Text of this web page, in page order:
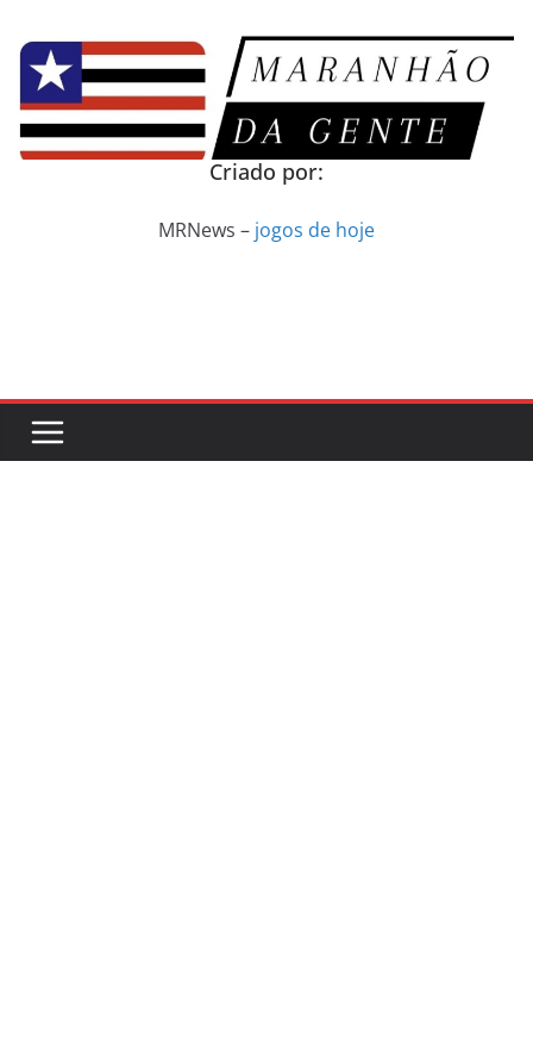
para
conteúdo
Criado por:
MRNews – jogos de hoje